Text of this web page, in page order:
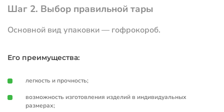
Шаг 2. Выбор правильной тары
Основной вид упаковки — гофрокороб.
Его преимущества:
легкость и прочность;
возможность изготовления изделий в индивидуальных
размерах;